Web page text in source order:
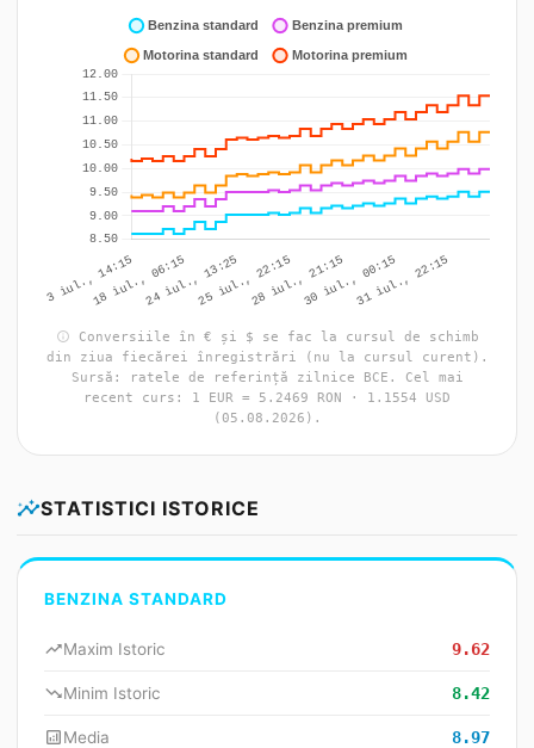
info Conversiile în € și $ se fac la cursul de schimb
din ziua fiecărei înregistrări (nu la cursul curent).
Sursă: ratele de referință zilnice BCE. Cel mai
recent curs: 1 EUR = 5.2469 RON · 1.1554 USD
(05.08.2026).
insightsSTATISTICI ISTORICE
BENZINA STANDARD
trending_upMaxim Istoric 9.62
trending_downMinim Istoric 8.42
analyticsMedia 8.97